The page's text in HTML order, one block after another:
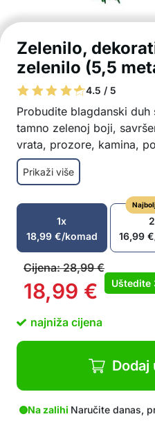
Zelenilo,
zelenilo (5,5
4.5 / 5
Probudite blagdanski
tamno zelenoj boji,
vrata, prozore, kamina,
toga!
Estetski i elegantan
U prirodno tamno
Dužina 5,5 metara
Potpuno fleksibilno
Jednostavno za
Pogodno za
Izrađeno od
U paketu: 1x Zelenilo
Prikaži više
1x
18,99 €/komad
16,99€
Cijena:28,99€
18,99 € Uštedite
najniža cijena
Dodaj
Na zalihi Naručite danas,